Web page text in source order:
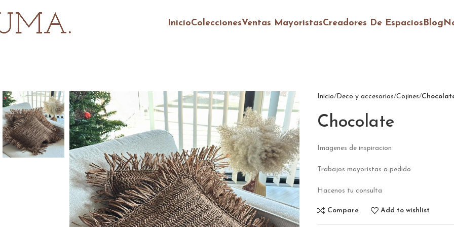
InicioColeccionesVentas MayoristasCreadores De Espacios Blog
Inicio Deco y accesorios Cojines
Chocolate
Imagenes de inspiracion
Trabajos mayoristas a pedido
Hacenos tu consulta
Compare Add to wishlist